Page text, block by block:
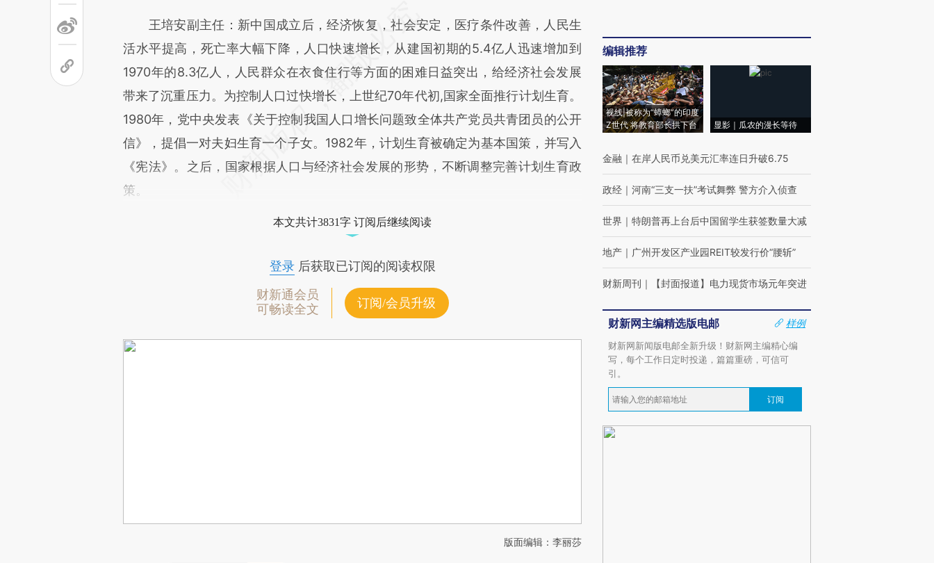
王培安副主任：新中国成立后，经济恢复，社会安定，医疗条件改善，人民生
活水平提高，死亡率大幅下降，人口快速增长，从建国初期的5.4亿人迅速增加到
1970年的8.3亿人，人民群众在衣食住行等方面的困难日益突出，给经济社会发展
带来了沉重压力。为控制人口过快增长，上世纪70年代初,国家全面推行计划生育。
1980年，党中央发表《关于控制我国人口增长问题致全体共产党员共青团员的公开
信》，提倡一对夫妇生育一个子女。1982年，计划生育被确定为基本国策，并写入
《宪法》。之后，国家根据人口与经济社会发展的形势，不断调整完善计划生育政
策。
本文共计3831字 订阅后继续阅读
登录后获取已订阅的阅读权限
财新通会员
可畅读全文
订阅/会员升级
版面编辑：李丽莎
编辑推荐
视线|被称为“蟑螂”的印度
Z世代 将教育部长拱下台
显影｜瓜农的漫长等待
金融 ｜ 在岸人民币兑美元汇率连日升破6.75
政经 ｜ 河南“三支一扶”考试舞弊 警方介入侦查
世界 ｜ 特朗普再上台后中国留学生获签数量大减
地产 ｜ 广州开发区产业园REIT较发行价“腰斩”
财新周刊 ｜ 【封面报道】电力现货市场元年突进
财新网主编精选版电邮
样例
财新网新闻版电邮全新升级！财新网主编精心编
写，每个工作日定时投递，篇篇重磅，可信可
引。
订阅